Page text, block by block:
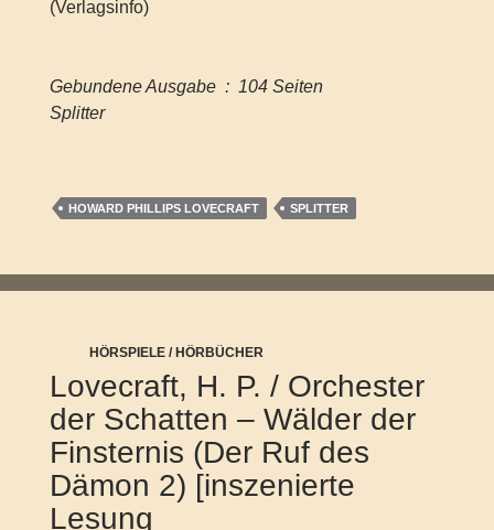
(Verlagsinfo)
Gebundene Ausgabe ‏ : ‎ 104 Seiten
Splitter
HOWARD PHILLIPS LOVECRAFT SPLITTER
HÖRSPIELE / HÖRBÜCHER
Lovecraft, H. P. / Orchester
der Schatten – Wälder der
Finsternis (Der Ruf des
Dämon 2) [inszenierte
Lesung